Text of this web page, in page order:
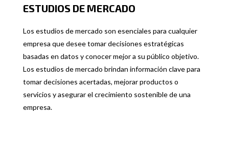
ESTUDIOS DE MERCADO
Los estudios de mercado son esenciales para cualquier
empresa que desee tomar decisiones estratégicas
basadas en datos y conocer mejor a su público objetivo.
Los estudios de mercado brindan información clave para
tomar decisiones acertadas, mejorar productos o
servicios y asegurar el crecimiento sostenible de una
empresa.